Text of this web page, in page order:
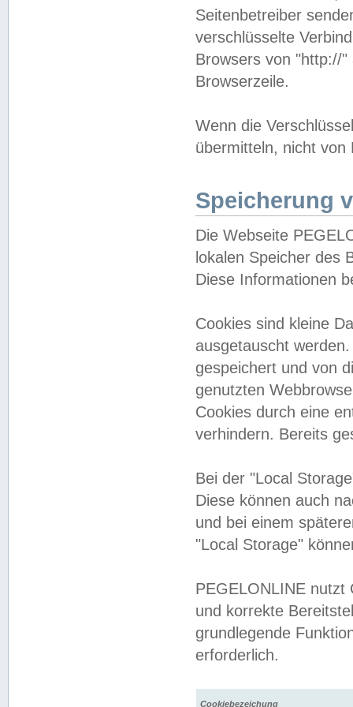
Seitenbetreiber
verschlüsselte
Browsers von "http://
Browserzeile.
Wenn die
übermitteln, nicht von
Speicherung
Die Webseite
lokalen Speicher des
Diese Informationen
Cookies sind kleine
ausgetauscht
gespeichert und von
genutzten
Cookies durch eine
verhindern. Bereits
Bei der "Local
Diese können auch
und bei einem
"Local Storage"
PEGELONLINE nutzt
und korrekte
grundlegende
erforderlich.
Cookiebezeichung